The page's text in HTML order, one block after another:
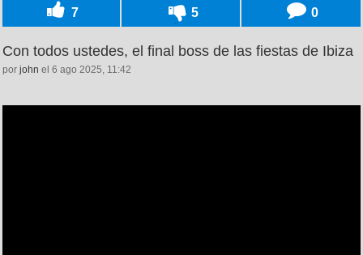
7 5 0
Con todos ustedes, el final boss de las fiestas de Ibiza
por john el 6 ago 2025, 11:42